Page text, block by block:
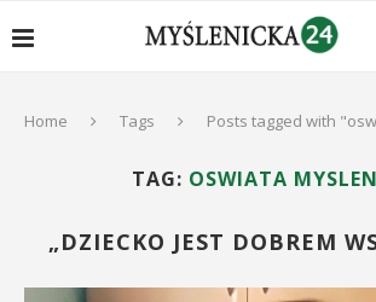
Home Tags Posts tagged with
TAG: OSWIATA
„DZIECKO JEST DOBREM